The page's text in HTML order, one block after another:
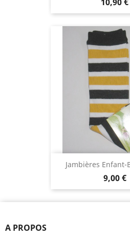
Jambières Enfant-
9,00 €
A PROPOS